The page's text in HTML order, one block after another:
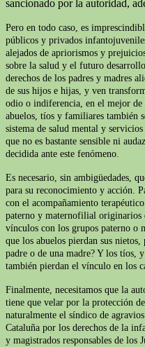
sancionado por la autoridad,
Pero en todo caso, es
públicos y privados
alejados de apriorismos y
sobre la salud y el futuro
derechos de los padres y madres
de sus hijos e hijas, y ven
odio o indiferencia, en el mejor de
abuelos, tíos y familiares también
sistema de salud mental y
que no es bastante sensible ni
decidida ante este fenómeno.
Es necesario, sin ambigüedades,
para su reconocimiento y acción.
con el acompañamiento
paterno y maternofilial originarios
vínculos con los grupos paterno o
que los abuelos pierdan sus
padre o de una madre? Y los tíos,
también pierdan el vínculo en los
Finalmente, necesitamos que la
tiene que velar por la protección
naturalmente el síndico de
Cataluña por los derechos de la
y magistrados responsables de los